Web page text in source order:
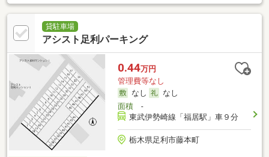
貸駐車場
アシスト足利パーキング
0.44万円
管理費等なし
なし
なし
面積-
東武伊勢崎線「福居駅」車９分
栃木県足利市藤本町